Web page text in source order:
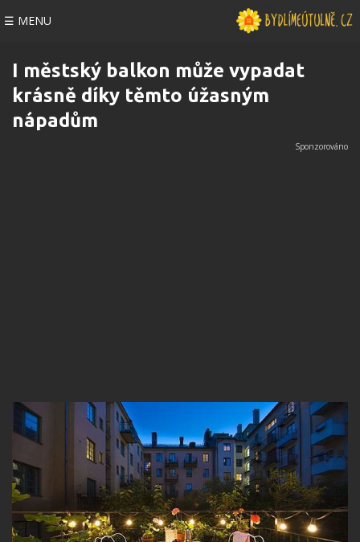
☰ MENU
I městský balkon může vypadat
krásně díky těmto úžasným
nápadům